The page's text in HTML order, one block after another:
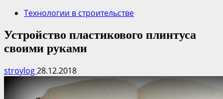
Технологии в строительстве
Устройство пластикового плинтуса
своими руками
stroylog28.12.2018